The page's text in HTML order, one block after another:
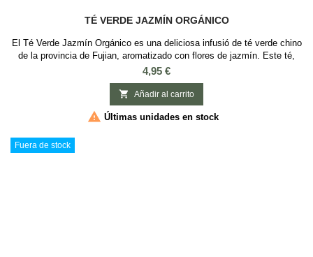
TÉ VERDE JAZMÍN ORGÁNICO
El Té Verde Jazmín Orgánico es una deliciosa infusió de té verde chino
de la provincia de Fujian, aromatizado con flores de jazmín. Este té,
conocido por su delicado y suave sabor, además de su sutil aroma,
ofrece efectos calmantes que ayudan a aliviar el estrés y la ansiedad.
El proceso de aromatización se realiza cuidadosamente para conservar
el aroma y...
Precio
4,95 €
 Añadir al carrito
 Últimas unidades en stock
Fuera de stock